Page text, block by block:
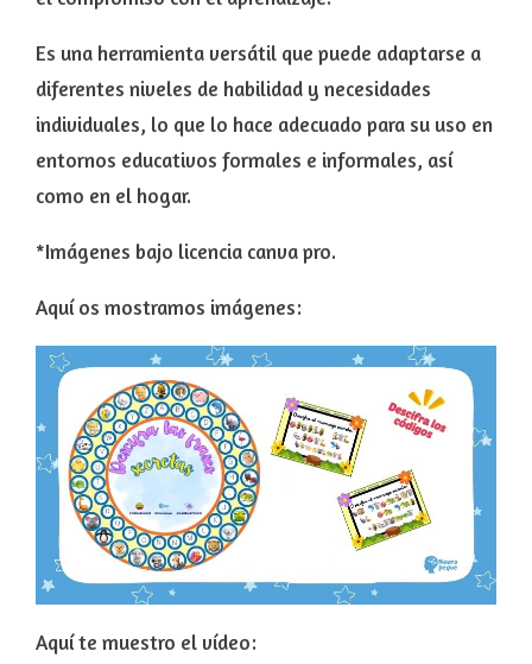
Es una herramienta versátil que puede adaptarse a
diferentes niveles de habilidad y necesidades
individuales, lo que lo hace adecuado para su uso en
entornos educativos formales e informales, así
como en el hogar.
*Imágenes bajo licencia canva pro.
Aquí os mostramos imágenes:
Aquí te muestro el vídeo: